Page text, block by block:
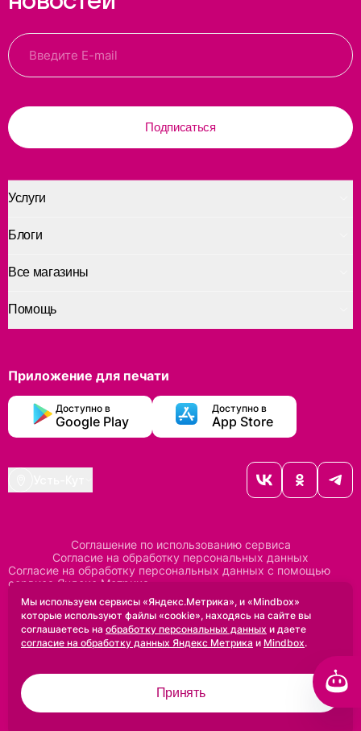
Подписаться
Услуги
Помощь
Блоги
Все магазины
Приложение для печати
Доступно в
Google Play
Доступно в
App Store
2005-2026 ©
Дизайн сделан вUprock
Проектирование и SEO:
Baklenev SEO
Разработано вQualitica
Соглашение по использованию сервиса
Согласие на обработку персональных данных
Согласие на обработку персональных данных с помощью
сервиса Яндекс Метрика
Согласие на обработку персональных данных с помощью
сервиса Mindbox
Положение по обработке персональных данных
Политика конфиденциальностиДоговор оферты
Мы используем сервисы «Яндекс.Метрика», и «Mindbox»
которые используют файлы «cookie», находясь на сайте вы
соглашаетесь на обработку персональных данных и даете
согласие на обработку данных Яндекс Метрика и Mindbox.
Принять